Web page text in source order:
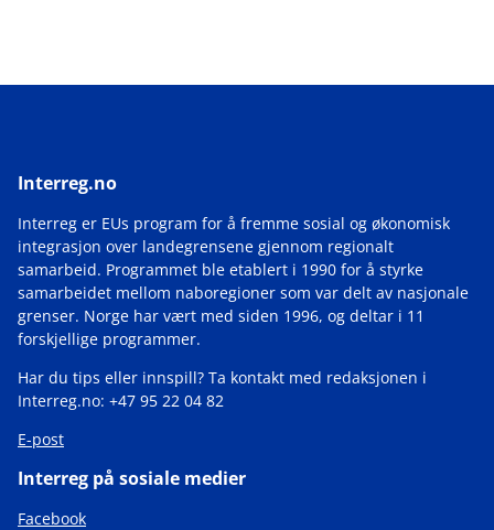
Interreg.no
Interreg er EUs program for å fremme sosial og økonomisk
integrasjon over landegrensene gjennom regionalt
samarbeid. Programmet ble etablert i 1990 for å styrke
samarbeidet mellom naboregioner som var delt av nasjonale
grenser. Norge har vært med siden 1996, og deltar i 11
forskjellige programmer.
Har du tips eller innspill? Ta kontakt med redaksjonen i
Interreg.no: +47 95 22 04 82
E-post
Interreg på sosiale medier
Facebook